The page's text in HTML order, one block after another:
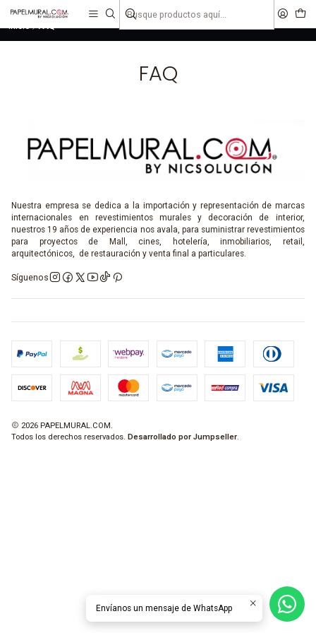
liquidaciones
Inicio FAQ
FAQ
Nuestra empresa se dedica a la importación y representación de marcas
internacionales en revestimientos murales y decoración de interior,
nuestros 19 años de experiencia nos avala, para suministrar revestimientos
para proyectos de Mall, cines, hotelería, inmobiliarios, retail,
arquitectónicos, de restauración y venta final a particulares.
Síguenos
2026 PAPELMURAL.COM.
Todos los derechos reservados.Desarrollado por Jumpseller
Envíanos un mensaje de WhatsApp